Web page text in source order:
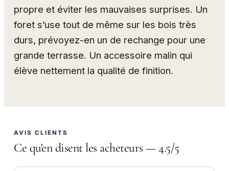
propre et éviter les mauvaises surprises. Un
foret s’use tout de même sur les bois très
durs, prévoyez-en un de rechange pour une
grande terrasse. Un accessoire malin qui
élève nettement la qualité de finition.
AVIS CLIENTS
Ce qu'en disent les acheteurs — 4.5/5